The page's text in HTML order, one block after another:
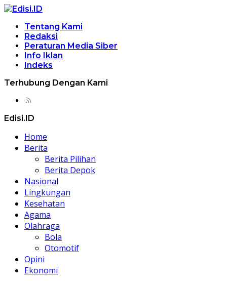
Tentang Kami
Redaksi
Peraturan Media Siber
Info Iklan
Indeks
Terhubung Dengan Kami
Edisi.ID
Home
Berita
Berita Pilihan
Berita Depok
Nasional
Lingkungan
Kesehatan
Agama
Olahraga
Bola
Otomotif
Opini
Ekonomi